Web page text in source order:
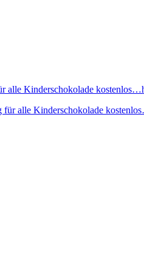
alle Kinderschokolade
für alle Kinderschokolade